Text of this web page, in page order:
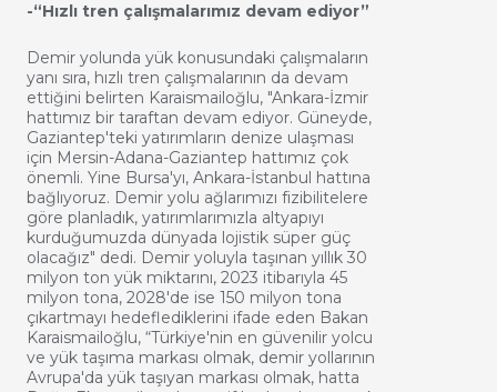
-“Hızlı tren çalışmalarımız devam ediyor”
Demir yolunda yük konusundaki çalışmaların
yanı sıra, hızlı tren çalışmalarının da devam
ettiğini belirten Karaismailoğlu, "Ankara-İzmir
hattımız bir taraftan devam ediyor. Güneyde,
Gaziantep'teki yatırımların denize ulaşması
için Mersin-Adana-Gaziantep hattımız çok
önemli. Yine Bursa'yı, Ankara-İstanbul hattına
bağlıyoruz. Demir yolu ağlarımızı fizibilitelere
göre planladık, yatırımlarımızla altyapıyı
kurduğumuzda dünyada lojistik süper güç
olacağız" dedi. Demir yoluyla taşınan yıllık 30
milyon ton yük miktarını, 2023 itibarıyla 45
milyon tona, 2028'de ise 150 milyon tona
çıkartmayı hedeflediklerini ifade eden Bakan
Karaismailoğlu, “Türkiye'nin en güvenilir yolcu
ve yük taşıma markası olmak, demir yollarının
Avrupa'da yük taşıyan markası olmak, hatta